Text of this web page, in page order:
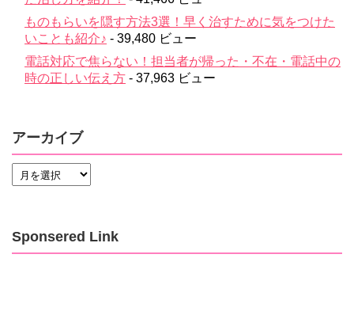
ものもらいを隠す方法3選！早く治すために気をつけた
いことも紹介♪ - 39,480 ビュー
電話対応で焦らない！担当者が帰った・不在・電話中の
時の正しい伝え方 - 37,963 ビュー
アーカイブ
Sponsered Link